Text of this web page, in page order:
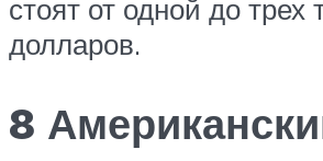
стоят от одной до трех
долларов.
8